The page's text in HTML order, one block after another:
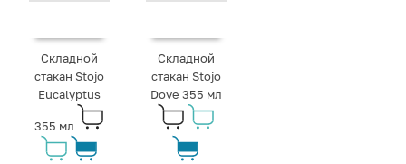
Складной
стакан Stojo
Eucalyptus
355 мл
Складной
стакан Stojo
Dove 355 мл